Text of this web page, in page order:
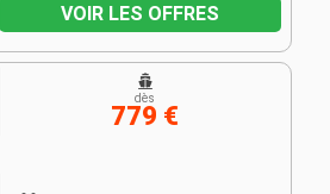
VOIR LES OFFRES
dès
779 €